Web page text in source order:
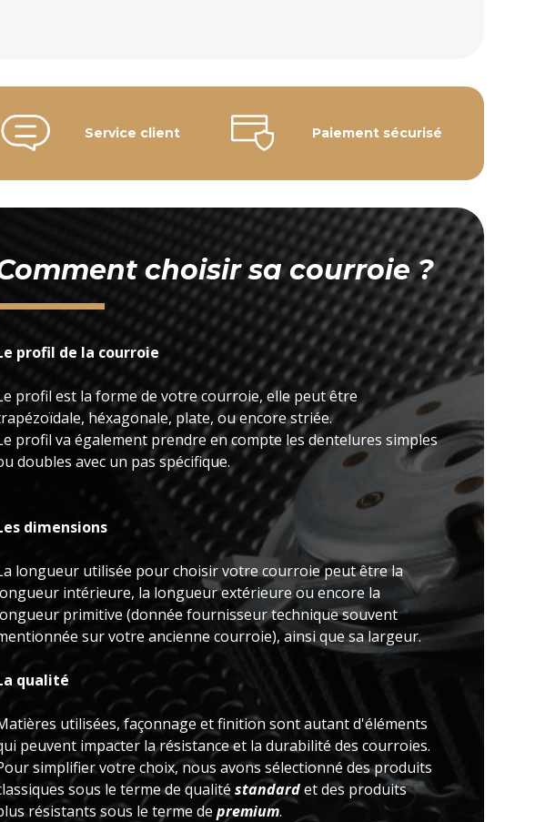
Service client Paiement sécurisé
choisir sa courroie ?
profil de la courroie
profil est la forme de votre courroie, elle peut être
héxagonale, plate, ou encore striée.
profil va également prendre en compte les dentelures simples
doubles avec un pas spécifique.
dimensions
longueur utilisée pour choisir votre courroie peut être la
intérieure, la longueur extérieure ou encore la
primitive (donnée fournisseur technique souvent
sur votre ancienne courroie), ainsi que sa largeur.
qualité
utilisées, façonnage et finition sont autant d'éléments
peuvent impacter la résistance et la durabilité des courroies.
simplifier votre choix, nous avons sélectionné des produits
sous le terme de qualité standardet des produits
résistants sous le terme de premium.